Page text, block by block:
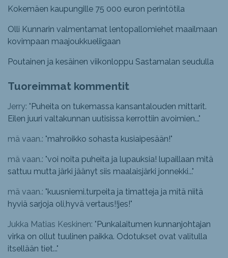
Kokemäen kaupungille 75 000 euron perintötila
Olli Kunnarin valmentamat lentopallomiehet maailmaan
kovimpaan maajoukkueliigaan
Poutainen ja kesäinen viikonloppu Sastamalan seudulla
Tuoreimmat kommentit
Jerry: " Puheita on tukemassa kansantalouden mittarit.
Eilen juuri valtakunnan uutisissa kerrottiin avoimien..."
mä vaan.: "mahroikko sohasta kusiaipesään!"
mä vaan.: "voi noita puheita ja lupauksia! lupaillaan mitä
sattuu mutta järki jäänyt siis maalaisjärki jonnekki..."
mä vaan.: "kuusniemi.turpeita ja timatteja ja mitä niitä
hyviä sarjoja oli,hyvä vertaus!!jes!"
Jukka Matias Keskinen: " Punkalaitumen kunnanjohtajan
virka on ollut tuulinen paikka. Odotukset ovat valitulla
itsellään tiet..."